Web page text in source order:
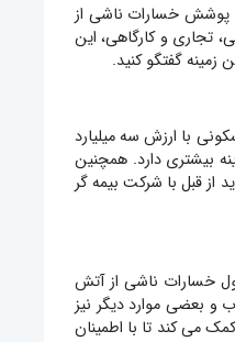
پوشش خسارات ناشی از
تجاری و کارگاهی، این
گفتگو کنید.
با ارزش سه میلیارد
هزینه بیشتری دارد. همچنین
از قبل با شرکت بیمه گر
خسارات ناشی از آتش
و بعضی موارد دیگر نیز
می کند تا با اطمینان